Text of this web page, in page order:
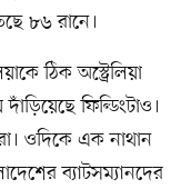
৮৬ রানে।
ঠিক অস্ট্রেলিয়া
ফিল্ডিংটাও।
ওদিকে এক নাথান
ব্যাটসম্যানদের